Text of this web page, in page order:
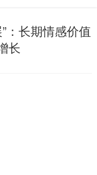
：长期情感价值
长